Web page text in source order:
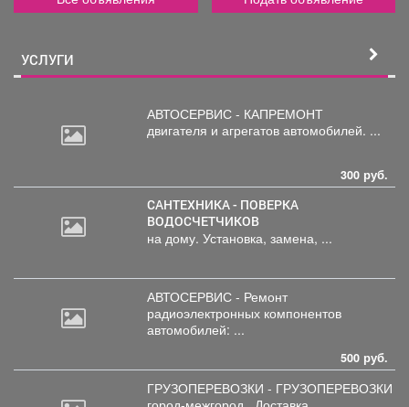
УСЛУГИ
АВТОСЕРВИС - КАПРЕМОНТ
двигателя и агрегатов автомобилей. ...
300 руб.
САНТЕХНИКА - ПОВЕРКА
ВОДОСЧЕТЧИКОВ
на дому. Установка, замена, ...
АВТОСЕРВИС - Ремонт
радиоэлектронных компонентов
автомобилей: ...
500 руб.
ГРУЗОПЕРЕВОЗКИ - ГРУЗОПЕРЕВОЗКИ